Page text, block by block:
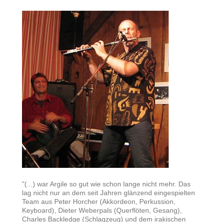
"(...) war Argile so gut wie schon lange nicht mehr. Das
lag nicht nur an dem seit Jahren glänzend eingespielten
Team aus Peter Horcher (Akkordeon, Perkussion,
Keyboard), Dieter Weberpals (Querflöten, Gesang),
Charles Backledge (Schlagzeug) und dem irakischen